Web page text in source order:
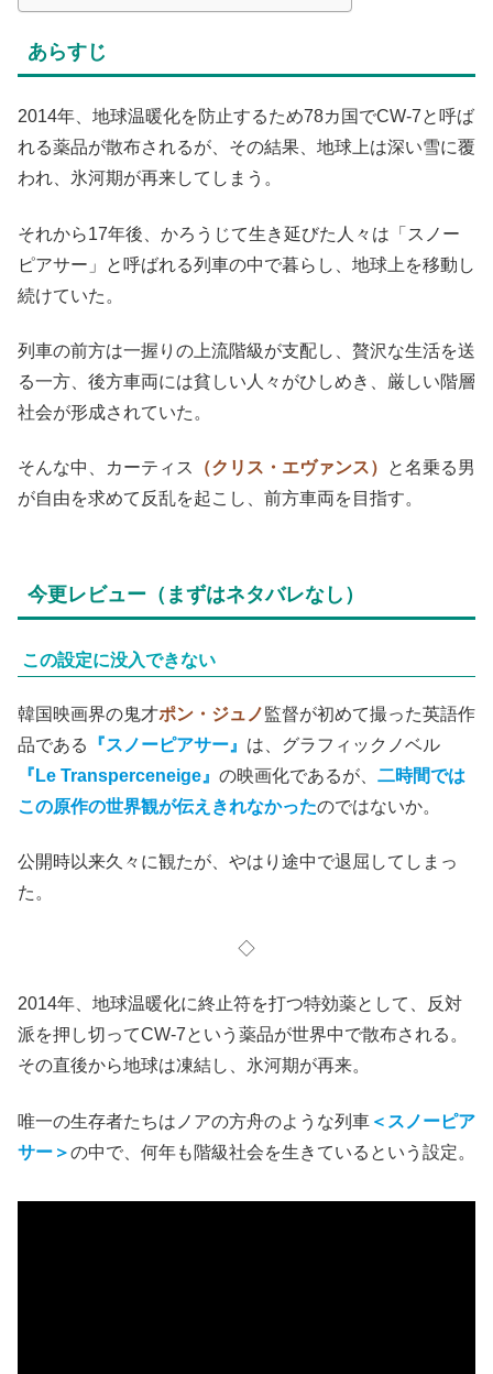
あらすじ
2014年、地球温暖化を防止するため78カ国でCW-7と呼ば
れる薬品が散布されるが、その結果、地球上は深い雪に覆
われ、氷河期が再来してしまう。
それから17年後、かろうじて生き延びた人々は「スノー
ピアサー」と呼ばれる列車の中で暮らし、地球上を移動し
続けていた。
列車の前方は一握りの上流階級が支配し、贅沢な生活を送
る一方、後方車両には貧しい人々がひしめき、厳しい階層
社会が形成されていた。
そんな中、カーティス （クリス・エヴァンス）
と名乗る男
が自由を求めて反乱を起こし、前方車両を目指す。
今更レビュー（まずはネタバレなし）
韓国映画界の鬼才ポン・ジュノ 監督が初めて撮った英語作
品である 『スノーピアサー』は、グラフィックノベル
『Le Transperceneige』の映画化であるが、
公開時以来久々に観たが、やはり途中で退屈してしまっ